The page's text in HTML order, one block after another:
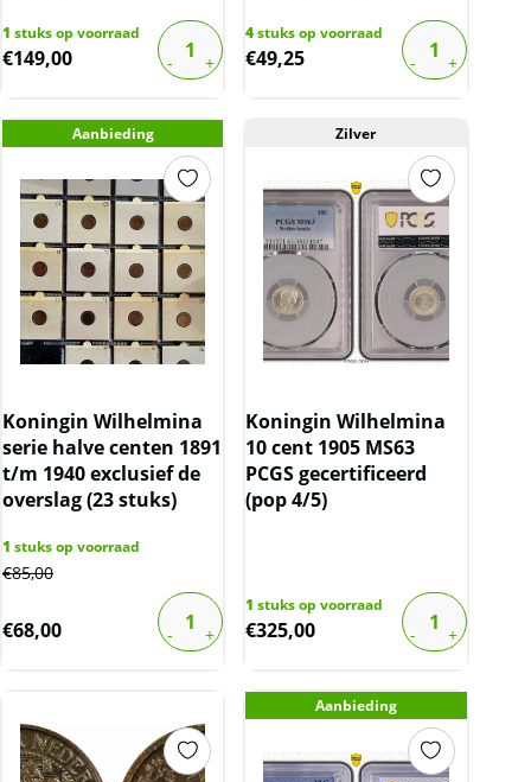
1 stuks op voorraad
€149,00
4stuks op voorraad
€49,25
Aanbieding
Koningin Wilhelmina
serie halve centen 1891
t/m 1940 exclusief de
overslag (23 stuks)
1 stuks op voorraad
€85,00
€68,00
Zilver
Koningin Wilhelmina
10 cent 1905 MS63
PCGS gecertificeerd
(pop 4/5)
1 stuks op voorraad
€325,00
Aanbieding